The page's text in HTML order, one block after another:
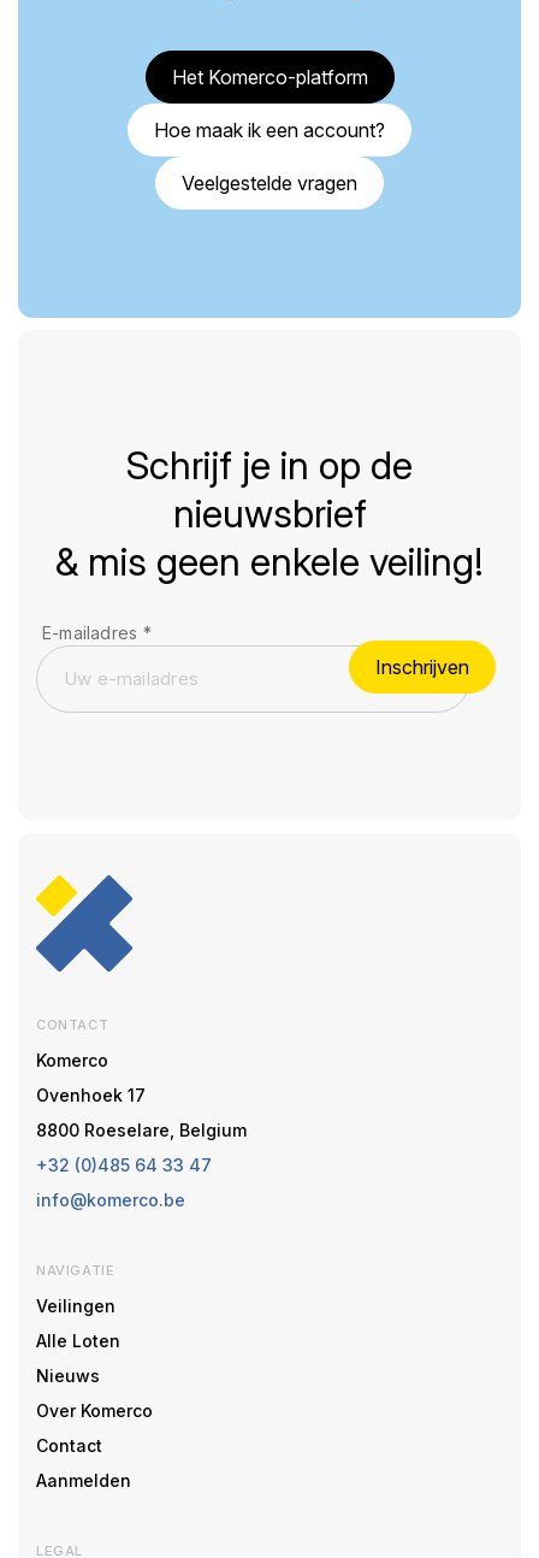
Het Komerco-platform
Hoe maak ik een account?
Veelgestelde vragen
Schrijf je in op de
nieuwsbrief
& mis geen enkele veiling!
E-mailadres *
Inschrijven
CONTACT
Komerco
Ovenhoek 17
8800 Roeselare, Belgium
+32 (0)485 64 33 47
info@komerco.be
NAVIGATIE
Veilingen
Alle Loten
Nieuws
Over Komerco
Contact
Aanmelden
LEGAL